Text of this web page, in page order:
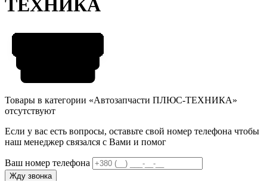
ТЕХНИКА
Товары в категории «Автозапчасти ПЛЮС-ТЕХНИКА»
отсутствуют
Если у вас есть вопросы, оставьте свой номер телефона чтобы
наш менеджер связался с Вами и помог
Ваш номер телефона
Жду звонка